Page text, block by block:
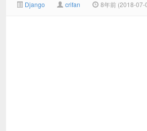
Django crifan 8年前 (2018-07-